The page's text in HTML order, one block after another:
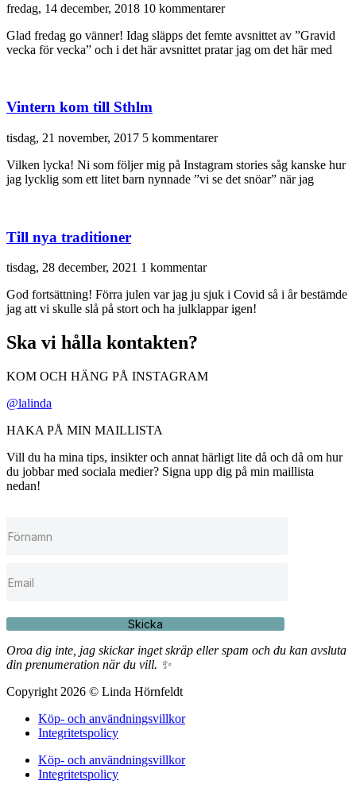
fredag, 14 december, 2018 10 kommentarer
Glad fredag go vänner! Idag släpps det femte avsnittet av ”Gravid
vecka för vecka” och i det här avsnittet pratar jag om det här med
Vintern kom till Sthlm
tisdag, 21 november, 2017 5 kommentarer
Vilken lycka! Ni som följer mig på Instagram stories såg kanske hur
jag lycklig som ett litet barn nynnade ”vi se det snöar” när jag
Till nya traditioner
tisdag, 28 december, 2021 1 kommentar
God fortsättning! Förra julen var jag ju sjuk i Covid så i år bestämde
jag att vi skulle slå på stort och ha julklappar igen!
Ska vi hålla kontakten?
KOM OCH HÄNG PÅ INSTAGRAM
@lalinda
HAKA PÅ MIN MAILLISTA
Vill du ha mina tips, insikter och annat härligt lite då och då om hur
du jobbar med sociala medier? Signa upp dig på min maillista
nedan!
Skicka
Oroa dig inte, jag skickar inget skräp eller spam och du kan avsluta
din prenumeration när du vill. ✨
Copyright 2026 © Linda Hörnfeldt
Köp- och användningsvillkor
Integritetspolicy
Köp- och användningsvillkor
Integritetspolicy